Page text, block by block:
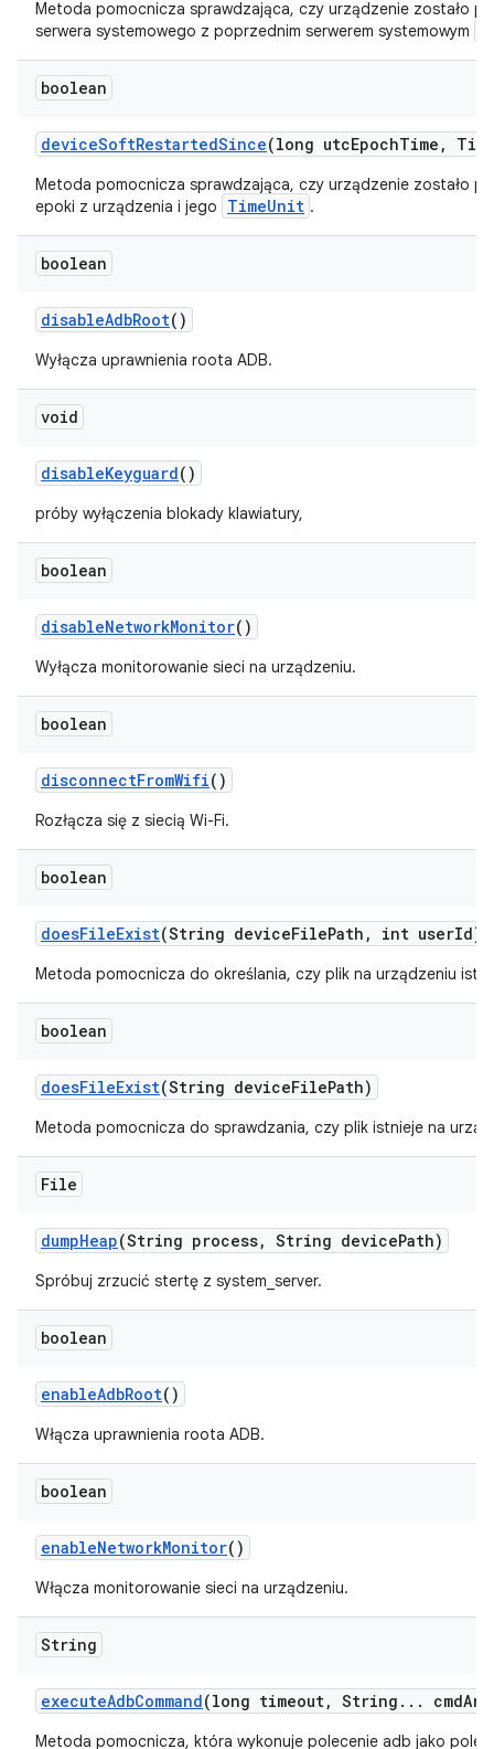
Metoda pomocnicza sprawdzająca, czy urządzenie zostało
serwera systemowego z poprzednim serwerem systemowym
boolean
deviceSoftRestartedSince(long utcEpochTime ,
Metoda pomocnicza sprawdzająca, czy urządzenie zostało
epoki z urządzenia i jego
TimeUnit .
boolean
disableAdbRoot()
Wyłącza uprawnienia roota ADB.
void
disableKeyguard()
próby wyłączenia blokady klawiatury,
boolean
disableNetworkMonitor()
Wyłącza monitorowanie sieci na urządzeniu.
boolean
disconnectFromWifi()
Rozłącza się z siecią Wi-Fi.
boolean
doesFileExist(String deviceFilePath , int userId)
Metoda pomocnicza do określania, czy plik na urządzeniu
boolean
doesFileExist(String deviceFilePath)
Metoda pomocnicza do sprawdzania, czy plik istnieje na
File
dumpHeap(String process, String devicePath)
Spróbuj zrzucić stertę z system_server.
boolean
enableAdbRoot()
Włącza uprawnienia roota ADB.
boolean
enableNetworkMonitor()
Włącza monitorowanie sieci na urządzeniu.
String
executeAdbCommand(long timeout, String . . . cmd
Metoda pomocnicza, która wykonuje polecenie adb jako